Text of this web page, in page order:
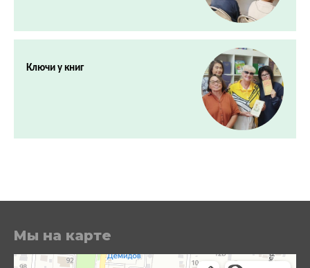
Ключи у книг
Мы на карте